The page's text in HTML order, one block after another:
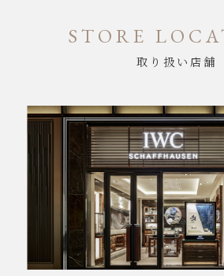
STORE
取り扱い店舗